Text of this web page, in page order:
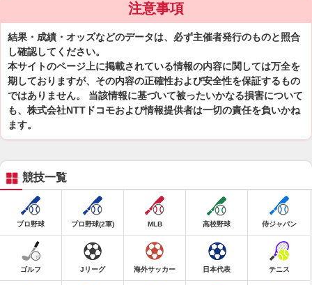
注意事項
結果・成績・オッズなどのデータは、必ず主催者発行のものと照合
し確認してください。
本サイトのページ上に掲載されている情報の内容に関しては万全を
期しておりますが、その内容の正確性および安全性を保証するもの
ではありません。 当該情報に基づいて被ったいかなる損害について
も、株式会社NTTドコモおよび情報提供者は一切の責任を負いかね
ます。
競技一覧
プロ野球 プロ野球(2軍) MLB 高校野球 侍ジャパン
ゴルフ Jリーグ 海外サッカー 日本代表 テニス